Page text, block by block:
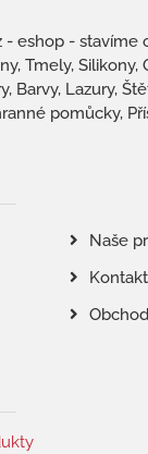
- eshop - stavíme
Tmely, Silikony,
Barvy, Lazury,
pomůcky,
Naše
Kontakt